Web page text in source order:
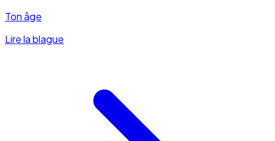
Ton âge
Lire la blague